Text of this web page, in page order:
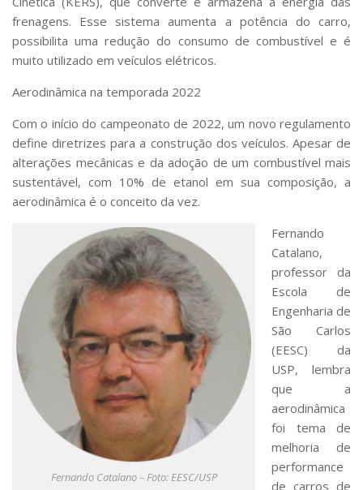
frenagens. Esse sistema aumenta a potência do carro,
possibilita uma redução do consumo de combustível e é
muito utilizado em veículos elétricos.
Aerodinâmica na temporada 2022
Com o início do campeonato de 2022, um novo regulamento
define diretrizes para a construção dos veículos. Apesar de
alterações mecânicas e da adoção de um combustível mais
sustentável, com 10% de etanol em sua composição, a
aerodinâmica é o conceito da vez.
Fernando Catalano – Foto: EESC/USP
Fernando
Catalano,
professor da
Escola de
Engenharia de
São Carlos
(EESC) da
USP, lembra
que a
aerodinâmica
foi tema de
melhoria de
performance
de carros de